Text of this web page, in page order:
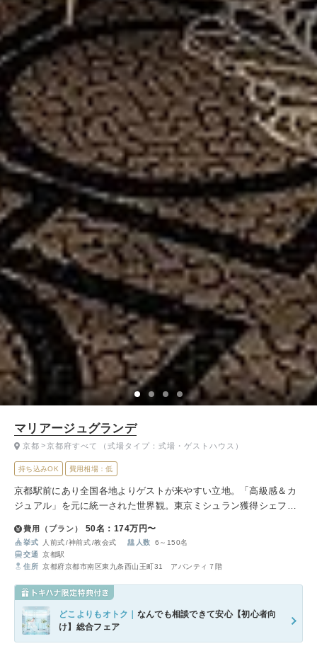
マリアージュグランデ
持ち込みOK 費用相場：低
京都駅前にあり全国各地よりゲストが来やすい立地。「高級感＆カ
ジュアル」を元に統一された世界観。東京ミシュラン獲得シェフ監
京都 京都府すべて （式場タイプ：式場・ゲストハウス）
費用（プラン） 50名：174万円〜
挙式 人前式 神前式 教会式 人数
6～150名
交通
京都駅
住所 京都府京都市南区東九条西山王町31 アバンティ７階
どこよりもオトク｜ なんでも相談できて安心【初心者向
け】総合フェア